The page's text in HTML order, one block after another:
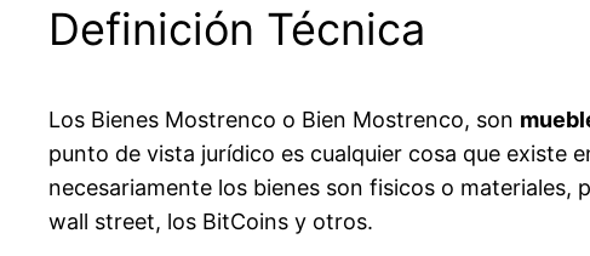
Definición Técnica
Los Bienes Mostrenco o Bien Mostrenco, son
punto de vista jurídico es cualquier cosa que existe
necesariamente los bienes son fisicos o materiales,
wall street, los BitCoins y otros.